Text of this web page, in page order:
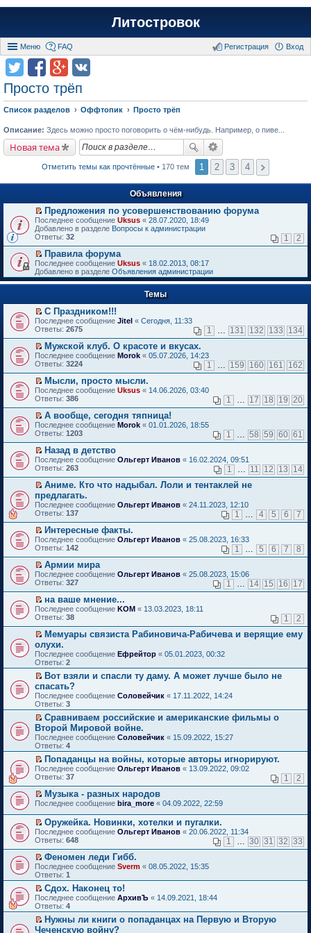
Литостровок
Меню FAQ Вход
Регистрация
Просто трёп
Список разделов Оффтопик Просто трёп
Описание: Здесь можно просто поговорить о чём-нибудь. Например, о пиве...
Новая тема
Отметить темы как прочтённые • 170 тем 1 2 3 4
Объявления
П
е
р
й
т
и
к
п
в
о
м
у
н
е
п
р
о
ч
и
т
а
н
н
о
м
у
с
о
о
б
щ
е
н
и
ю
Предложения по усовершенствованию форума
Последнее сообщение Uksus « 28.07.2020, 18:49
Добавлено в разделе Вопросы к администрации
Ответы: 32 1 2
П
е
р
е
т
и
к
п
р
в
о
м
у
н
е
п
р
о
ч
и
т
а
н
н
о
м
у
с
о
б
щ
е
н
и
ю
Правила форума
Последнее сообщение Uksus « 18.02.2013, 08:17
Добавлено в разделе Объявления администрации
Темы
П
е
е
й
т
и
к
п
е
р
в
о
м
у
н
е
п
р
о
ч
и
т
а
н
н
о
м
у
с
о
о
б
щ
е
н
и
ю
С Праздником!!!
Последнее сообщение Jitel « Сегодня, 11:33
Ответы: 2675 1 131 132 133 134
П
е
е
й
т
и
к
п
е
р
в
о
м
у
н
е
п
р
о
и
т
а
н
н
о
м
у
с
о
о
б
щ
е
н
и
ю
Мужской клуб. О красоте и вкусах.
Последнее сообщение Morok « 05.07.2026, 14:23
Ответы: 3224 1 159 160 161 162
П
е
е
й
т
и
к
п
е
р
в
о
м
у
н
е
п
р
о
и
т
а
н
н
о
м
у
с
о
о
б
щ
е
н
и
ю
Мысли, просто мысли.
Последнее сообщение Uksus « 14.06.2026, 03:40
Ответы: 386 1 17 18 19 20
П
е
е
й
т
и
к
п
е
р
в
о
м
у
н
е
п
р
о
и
т
а
н
н
о
м
у
с
о
о
б
щ
е
н
и
ю
А вообще, сегодня тяпница!
Последнее сообщение Morok « 01.01.2026, 18:55
Ответы: 1203 1 58 59 60 61
П
е
е
й
т
и
к
п
е
р
в
о
м
у
н
е
п
р
о
и
а
н
н
о
у
с
о
о
щ
е
н
и
ю
Назад в детство
Последнее сообщение Ольгерт Иванов « 16.02.2024, 09:51
Ответы: 263 1 11 12 13 14
П
е
р
е
й
т
и
к
п
е
р
в
о
м
у
н
е
п
р
о
ч
и
а
н
н
о
м
у
с
о
о
б
щ
е
и
ю
Аниме. Кто что надыбал. Лоли и тентаклей не
предлагать.
Последнее сообщение Ольгерт Иванов « 24.11.2023, 12:10
Ответы: 137 1 4 5 6 7
П
е
е
й
т
и
п
е
р
в
о
м
у
н
е
п
р
о
ч
и
т
а
н
н
о
м
у
с
о
о
б
е
н
и
ю
Интересные факты.
Последнее сообщение Ольгерт Иванов « 25.08.2023, 16:33
Ответы: 142 1 5 6 7 8
П
е
е
й
т
и
к
п
е
р
в
о
м
у
н
е
п
р
о
ч
и
т
а
н
н
о
м
у
с
о
о
б
е
н
и
ю
Армии мира
Последнее сообщение Ольгерт Иванов « 25.08.2023, 15:06
Ответы: 327 1 14 15 16 17
П
е
е
й
т
и
к
п
е
р
в
о
м
у
н
е
п
р
о
ч
и
т
а
н
н
о
м
у
с
о
о
б
щ
е
н
и
ю
на ваше мнение...
Последнее сообщение KOM « 13.03.2023, 18:11
Ответы: 38 1 2
П
е
р
е
й
т
и
к
п
е
р
в
о
м
у
н
е
р
о
ч
и
т
а
н
н
о
м
у
с
о
о
б
щ
е
Мемуары связиста Рабиновича-Рабичева и верящие ему
олухи.
Последнее сообщение Ефрейтор « 05.01.2023, 00:32
Ответы: 2
П
е
р
е
й
т
и
к
п
е
р
в
м
у
н
е
п
р
о
ч
и
т
а
н
н
о
м
у
с
Вот взяли и спасли ту даму. А может лучше было не
спасать?
Последнее сообщение Соловейчик « 17.11.2022, 14:24
Ответы: 3
П
е
р
е
й
т
и
п
е
р
в
о
м
у
н
е
п
р
о
ч
и
т
а
н
Сравниваем российские и американские фильмы о
Второй Мировой войне.
Последнее сообщение Соловейчик « 15.09.2022, 15:27
Ответы: 4
П
е
е
й
т
и
к
п
е
р
в
о
м
у
н
е
п
р
о
Попаданцы на войны, которые авторы игнорируют.
Последнее сообщение Ольгерт Иванов « 13.09.2022, 09:02
Ответы: 37 1 2
П
р
е
й
т
и
к
п
е
р
в
о
м
у
Музыка - разных народов
Последнее сообщение bira_more « 04.09.2022, 22:59
П
е
е
т
и
к
п
е
р
в
о
Оружейка. Новинки, хотелки и пугалки.
Последнее сообщение Ольгерт Иванов « 20.06.2022, 11:34
Ответы: 648 1 30 31 32 33
П
е
р
е
й
т
и
к
п
Феномен леди Гибб.
Последнее сообщение Sverm « 08.05.2022, 15:35
Ответы: 1
П
е
р
е
й
Сдох. Наконец то!
Последнее сообщение АрхивЪ « 14.09.2021, 18:44
Ответы: 4
П
Нужны ли книги о попаданцах на Первую и Вторую
Чеченскую войну?